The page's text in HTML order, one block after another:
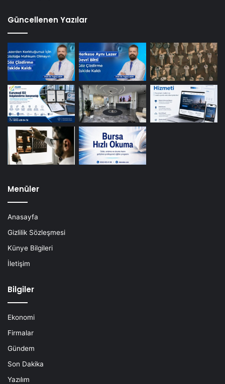
Güncellenen Yazılar
Menüler
Anasayfa
Gizlilik Sözleşmesi
Künye Bilgileri
İletişim
Bilgiler
Ekonomi
Firmalar
Gündem
Son Dakika
Yazılım